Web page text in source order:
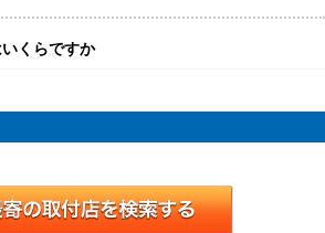
くらですか